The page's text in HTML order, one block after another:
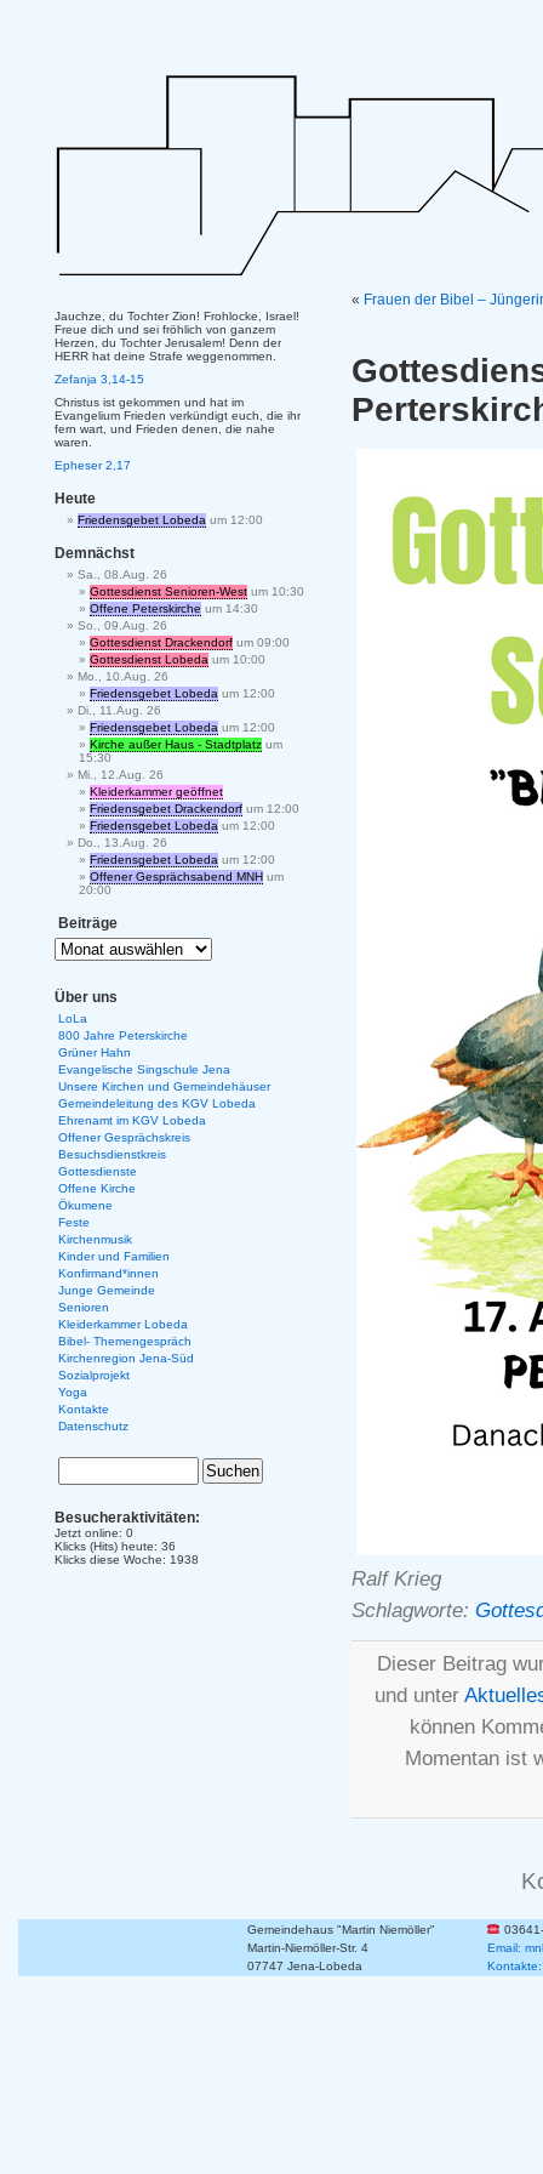
« Frauen der Bibel –
Ralf Krieg
Schlagworte:
Dieser Beitrag
und unter
können
Momentan ist
Jauchze, du Tochter Zion! Frohlocke, Israel!
Freue dich und sei fröhlich von ganzem
Herzen, du Tochter Jerusalem! Denn der
HERR hat deine Strafe weggenommen.
Zefanja 3,14-15
Christus ist gekommen und hat im
Evangelium Frieden verkündigt euch, die ihr
fern wart, und Frieden denen, die nahe
waren.
Epheser 2,17
Heute
Friedensgebet Lobeda um 12:00
Demnächst
Sa., 08.Aug. 26
Gottesdienst Senioren-West um 10:30
Offene Peterskirche um 14:30
So., 09.Aug. 26
Gottesdienst Drackendorf um 09:00
Gottesdienst Lobeda um 10:00
Mo., 10.Aug. 26
Friedensgebet Lobeda um 12:00
Di., 11.Aug. 26
Friedensgebet Lobeda um 12:00
Kirche außer Haus - Stadtplatz um
15:30
Mi., 12.Aug. 26
Kleiderkammer geöffnet
Friedensgebet Drackendorf um 12:00
Friedensgebet Lobeda um 12:00
Do., 13.Aug. 26
Friedensgebet Lobeda um 12:00
Offener Gesprächsabend MNH um
20:00
Beiträge
Über uns
LoLa
800 Jahre Peterskirche
Grüner Hahn
Evangelische Singschule Jena
Unsere Kirchen und Gemeindehäuser
Gemeindeleitung des KGV Lobeda
Ehrenamt im KGV Lobeda
Offener Gesprächskreis
Besuchsdienstkreis
Gottesdienste
Offene Kirche
Ökumene
Feste
Kirchenmusik
Kinder und Familien
Konfirmand*innen
Junge Gemeinde
Senioren
Kleiderkammer Lobeda
Bibel- Themengespräch
Kirchenregion Jena-Süd
Sozialprojekt
Yoga
Kontakte
Datenschutz
Besucheraktivitäten:
Jetzt online: 0
Klicks (Hits) heute: 36
Klicks diese Woche: 1938
Gemeindehaus "Martin Niemöller"
Martin-Niemöller-Str. 4
Email:
07747 Jena-Lobeda